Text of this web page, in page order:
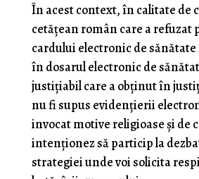
În acest context, în calitate de
cetăţean român care a refuzat
cardului electronic de
în dosarul electronic de
justiţiabil care a obţinut în
nu fi supus evidenţierii
invocat motive religioase şi de
intenţionez să particip la
strategiei unde voi solicita